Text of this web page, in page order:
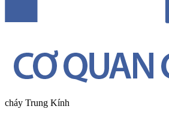
cháy Trung Kính